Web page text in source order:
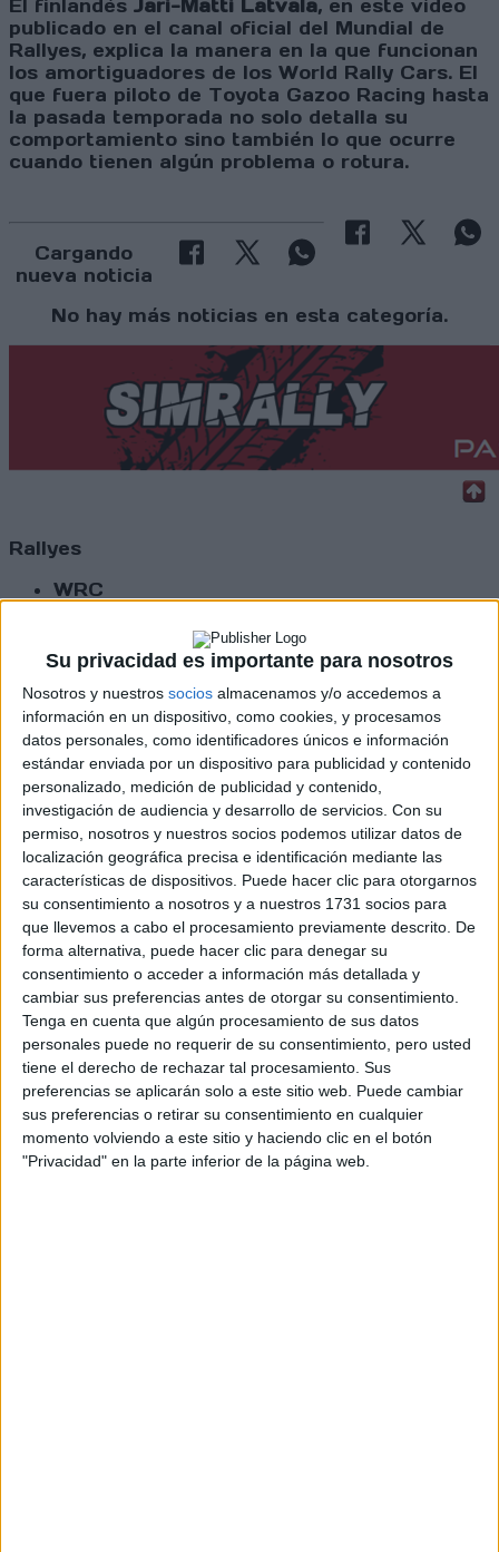
Su privacidad es importante para nosotros
Nosotros y nuestros socios almacenamos y/o accedemos a
información en un dispositivo, como cookies, y procesamos
datos personales, como identificadores únicos e información
estándar enviada por un dispositivo para publicidad y contenido
personalizado, medición de publicidad y contenido,
investigación de audiencia y desarrollo de servicios. Con su
permiso, nosotros y nuestros socios podemos utilizar datos de
localización geográfica precisa e identificación mediante las
características de dispositivos. Puede hacer clic para otorgarnos
su consentimiento a nosotros y a nuestros 1731 socios para
que llevemos a cabo el procesamiento previamente descrito. De
forma alternativa, puede hacer clic para denegar su
consentimiento o acceder a información más detallada y
cambiar sus preferencias antes de otorgar su consentimiento.
Tenga en cuenta que algún procesamiento de sus datos
personales puede no requerir de su consentimiento, pero usted
tiene el derecho de rechazar tal procesamiento. Sus
preferencias se aplicarán solo a este sitio web. Puede cambiar
sus preferencias o retirar su consentimiento en cualquier
momento volviendo a este sitio y haciendo clic en el botón
"Privacidad" en la parte inferior de la página web.
El finlandés Jari-Matti Latvala, en este vídeo
publicado en el canal oficial del Mundial de
Rallyes, explica la manera en la que funcionan
los amortiguadores de los World Rally Cars. El
que fuera piloto de Toyota Gazoo Racing hasta
la pasada temporada no solo detalla su
comportamiento sino también lo que ocurre
cuando tienen algún problema o rotura.
Cargando
nueva noticia
No hay más noticias en esta categoría.
Rallyes
WRC
CERA
CERT
Internacionales
Campeonatos Autonómicos
Históricos
Dakar
RallyCross
Circuitos
F1
Fórmula E
F2 / F3 / F4
Resistencia
Indycar
Otros
Producto
Producto
Web pensada para poder ofrecer diferentes
productos propios y ajenos para que los
aficionados los puedan adquirir